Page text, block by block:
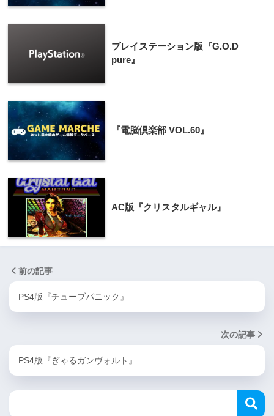
プレイステーション版『G.O.D
pure』
『電脳倶楽部 VOL.60』
AC版『クリスタルギャル』
前の記事
PS4版『チューブパニック』
次の記事
PS4版『ぎゃるガンヴォルト』